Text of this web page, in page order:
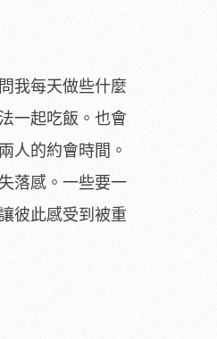
我每天做些什麼
一起吃飯。也會
人的約會時間。
落感。一些要一
彼此感受到被重